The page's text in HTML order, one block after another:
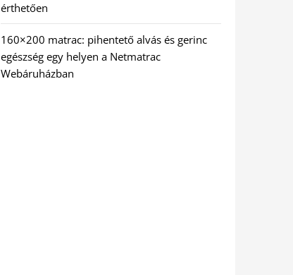
érthetően
160×200 matrac: pihentető alvás és gerinc
egészség egy helyen a Netmatrac
Webáruházban